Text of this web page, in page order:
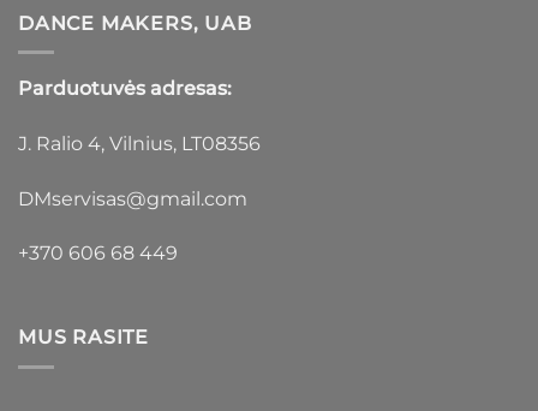
DANCE MAKERS, UAB
Parduotuvės adresas:
J. Ralio 4, Vilnius, LT08356
DMservisas@gmail.com
+370 606 68 449
MUS RASITE